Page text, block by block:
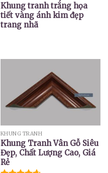
Khung tranh trắng họa
tiết vàng ánh kim đẹp
trang nhã
KHUNG TRANH
Khung Tranh Vân Gỗ Siêu
Đẹp, Chất Lượng Cao, Giá
Rẻ